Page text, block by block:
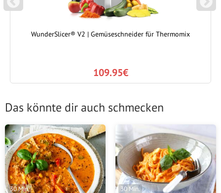
P
REVIOUS
WunderSlicer® V2 | Gemüseschneider für Thermomix
109.95€
N
EXT
Das könnte dir auch schmecken
30 Min. 30 Min.